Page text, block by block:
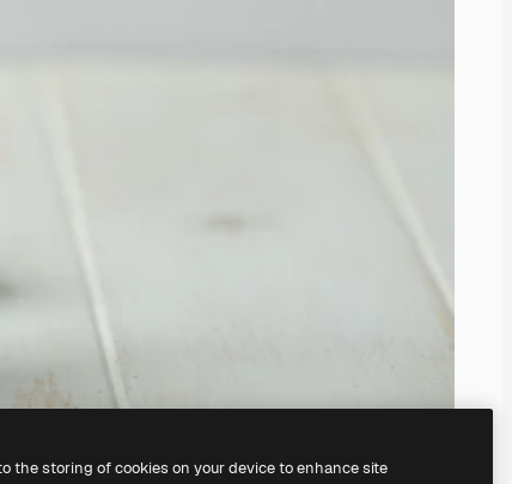
the storing of cookies on your device to enhance site